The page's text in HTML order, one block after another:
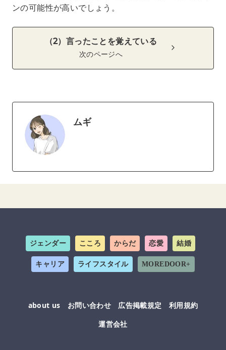
ンの可能性が高いでしょう。
（2）言ったことを覚えている
次のページへ
ムギ
ジェンダー こころ からだ 恋愛 結婚
キャリア ライフスタイル MOREDOOR+
about us お問い合わせ 広告掲載規定
利用規約
運営会社